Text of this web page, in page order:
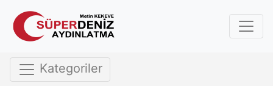
Kategoriler